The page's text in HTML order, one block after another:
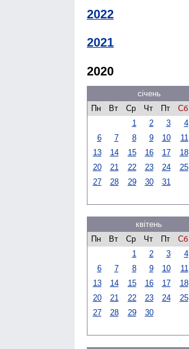
2022
2021
2020
січень
Пн
Вт Ср Чт Пт Сб
1
2 3 4
6
7 8 9 10 11
13
14 15 16 17 18
20
21 22 23 24 25
27
28 29 30 31
квітень
Пн
Вт Ср Чт Пт Сб
1
2 3 4
6
7 8 9 10 11
13
14 15 16 17 18
20
21 22 23 24 25
27
28 29 30